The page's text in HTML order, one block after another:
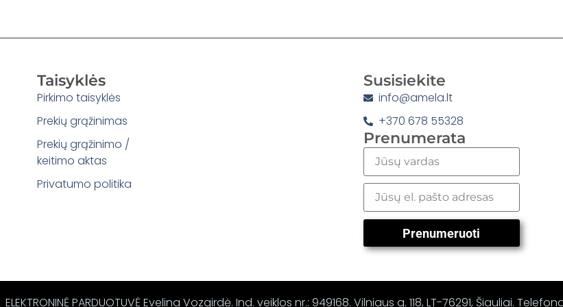
Taisyklės
Pirkimo taisyklės
Prekių grąžinimas
Prekių grąžinimo /
keitimo aktas
Privatumo politika
Susisiekite
info@amela.lt
+370 678 55328
Prenumerata
Prenumeruoti
ELEKTRONINĖ PARDUOTUVĖ Evelina Vozgirdė. Ind. veiklos nr.: 949168. Vilniaus g. 118, LT-76291, Šiauliai.